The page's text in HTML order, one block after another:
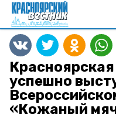
успешно
«Кожаный